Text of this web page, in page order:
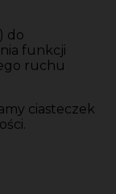
do
funkcji
ruchu
ciasteczek